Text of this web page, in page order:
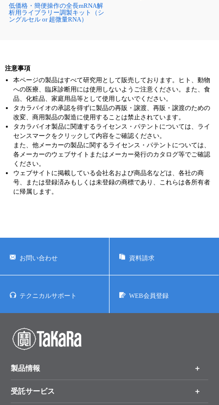
低価格・簡便操作の全長mRNA解
析用ライブラリー調製キット（シ
ングルセル or 超微量RNA）
注意事項
本ページの製品はすべて研究用として販売しております。ヒト、動物
への医療、臨床診断用には使用しないようご注意ください。また、食
品、化粧品、家庭用品等として使用しないでください。
タカラバイオの承認を得ずに製品の再販・譲渡、再販・譲渡のための
改変、商用製品の製造に使用することは禁止されています。
タカラバイオ製品に関連するライセンス・パテントについては、ライ
センスマークをクリックして内容をご確認ください。
また、他メーカーの製品に関するライセンス・パテントについては、
各メーカーのウェブサイトまたはメーカー発行のカタログ等でご確認
ください。
ウェブサイトに掲載している会社名および商品名などは、各社の商
号、または登録済みもしくは未登録の商標であり、これらは各所有者
に帰属します。
お問い合わせ 資料請求
テクニカルサポート WEB会員登録
製品情報
製品一覧
受託サービス